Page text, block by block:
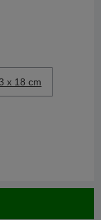
x 18 cm